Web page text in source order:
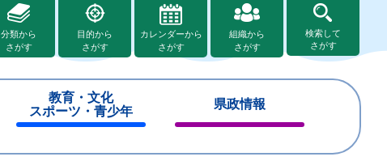
分類から
さがす
目的から
さがす
カレンダーから
さがす
組織から
さがす
検索して
さがす
教育・文化
スポーツ・青少年
じ
県政情報
じ